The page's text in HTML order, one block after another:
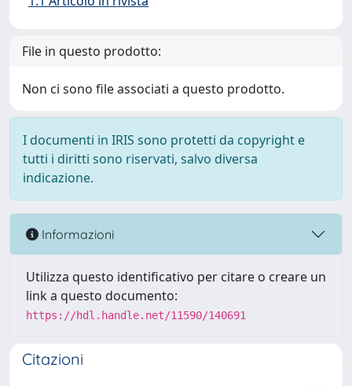
File in questo prodotto:
Non ci sono file associati a questo prodotto.
I documenti in IRIS sono protetti da copyright e
tutti i diritti sono riservati, salvo diversa
indicazione.
Informazioni
Utilizza questo identificativo per citare o creare un
link a questo documento:
https://hdl.handle.net/11590/140691
Citazioni